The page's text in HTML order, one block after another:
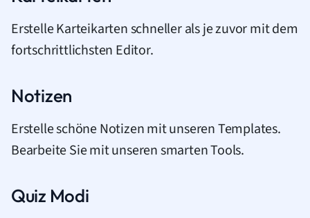
Erstelle Karteikarten schneller als je zuvor mit dem
fortschrittlichsten Editor.
Notizen
Erstelle schöne Notizen mit unseren Templates.
Bearbeite Sie mit unseren smarten Tools.
Quiz Modi